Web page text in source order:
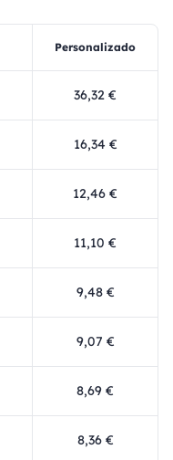
Personalizado
36,32 €
16,34 €
12,46 €
11,10 €
9,48 €
9,07 €
8,69 €
8,36 €